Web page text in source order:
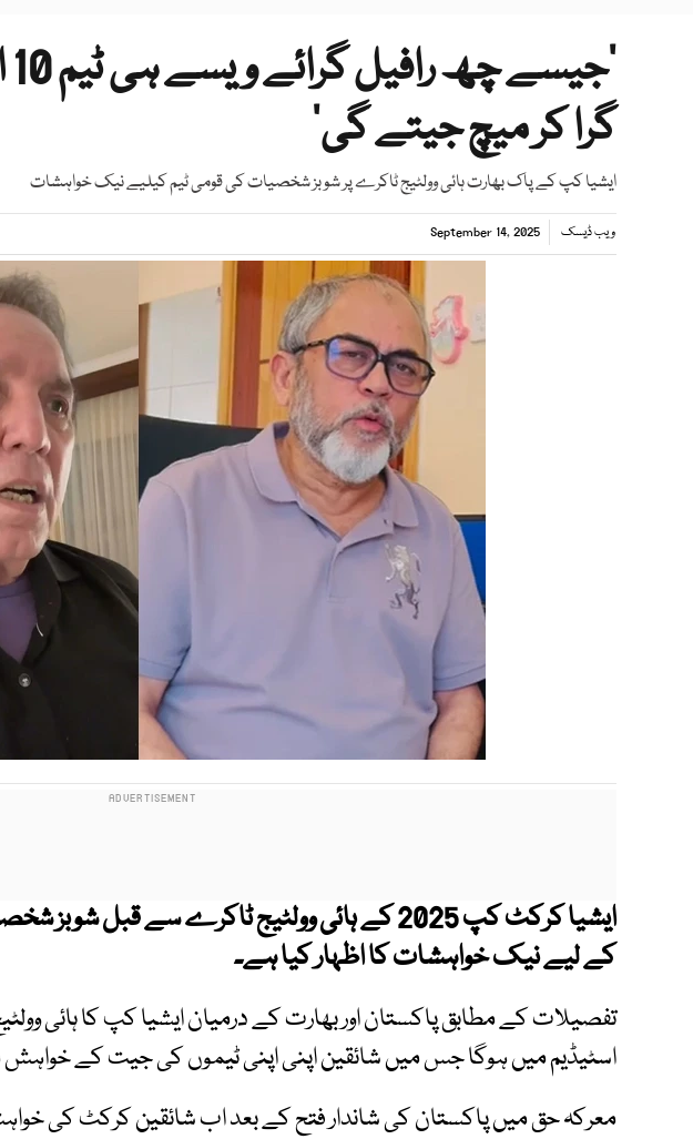
گرا کر میچ جیتے گی‘
ایشیا کپ کے پاک بھارت ہائی وولٹیج ٹاکرے پر شوبز شخصیات کی قومی ٹیم کیلیے نیک خواہشات
ویب ڈیسک September 14, 2025
ایشیا کرکٹ کپ 2025 کے ہائی وولٹیج ٹاکرے سے قبل
کے لیے نیک خواہشات کا اظہار کیا ہے۔
تفصیلات کے مطابق پاکستان اور بھارت کے درمیان ایشیا کپ کا ہائی
اسٹیڈیم میں ہوگا جس میں شائقین اپنی اپنی ٹیموں کی جیت کے خواہش
معرکہ حق میں پاکستان کی شاندار فتح کے بعد اب شائقین کرکٹ کی